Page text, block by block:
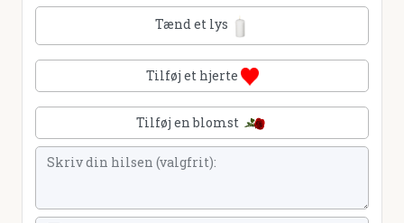
Tænd et lys
Tilføj et hjerte
Tilføj en blomst